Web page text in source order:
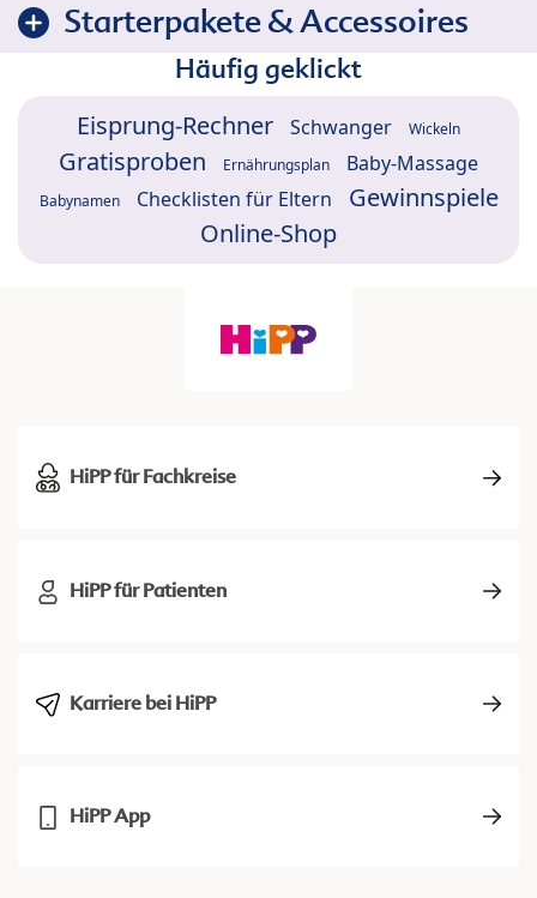
Starterpakete & Accessoires
Häufig geklickt
Eisprung-Rechner Schwanger Wickeln
Gratisproben Ernährungsplan Baby-Massage
Babynamen Checklisten für Eltern
Gewinnspiele
Online-Shop
HiPP für Fachkreise
HiPP für Patienten
Karriere bei HiPP
HiPP App